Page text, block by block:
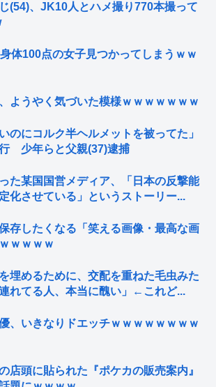
(54)、JK10人とハメ撮り770本撮って
身体100点の女子見つかってしまうｗｗ
ようやく気づいた模様ｗｗｗｗｗｗｗ
のにコルク半ヘルメットを被ってた」
少年らと父親(37)逮捕
た某国国営メディア、「日本の反撃能
化させている」というストーリー...
存したくなる「笑える画像・最高な画
ｗｗｗｗ
埋めるために、交配を重ねた毛虫みた
れてる人、本当に醜い」←これど...
、いきなりドエッチｗｗｗｗｗｗｗｗ
店頭に貼られた『ポケカの販売案内』